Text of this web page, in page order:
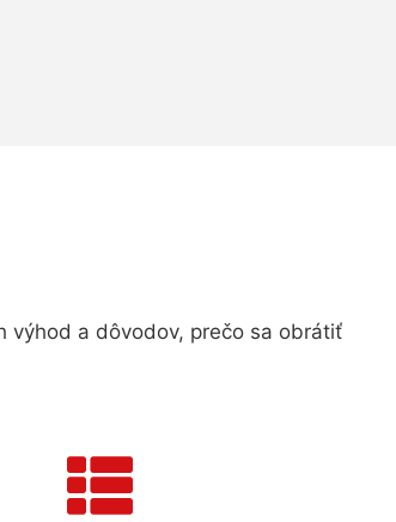
výhod a dôvodov, prečo sa obrátiť